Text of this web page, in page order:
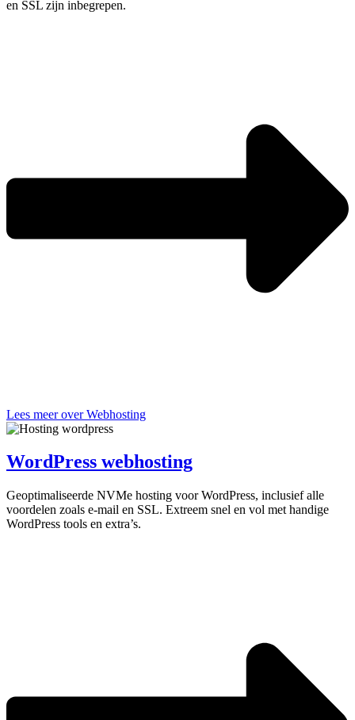
en SSL zijn inbegrepen.
Lees meer over Webhosting
WordPress webhosting
Geoptimaliseerde NVMe hosting voor WordPress, inclusief alle
voordelen zoals e-mail en SSL. Extreem snel en vol met handige
WordPress tools en extra’s.